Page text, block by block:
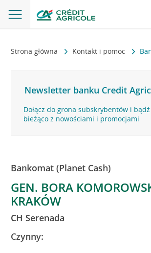
Strona główna Kontakt i pomoc
Newsletter banku Credit
Dołącz do grona subskrybentów i
bieżąco z nowościami i promocjami
Bankomat (Planet Cash)
GEN. BORA
KRAKÓW
CH Serenada
Czynny: